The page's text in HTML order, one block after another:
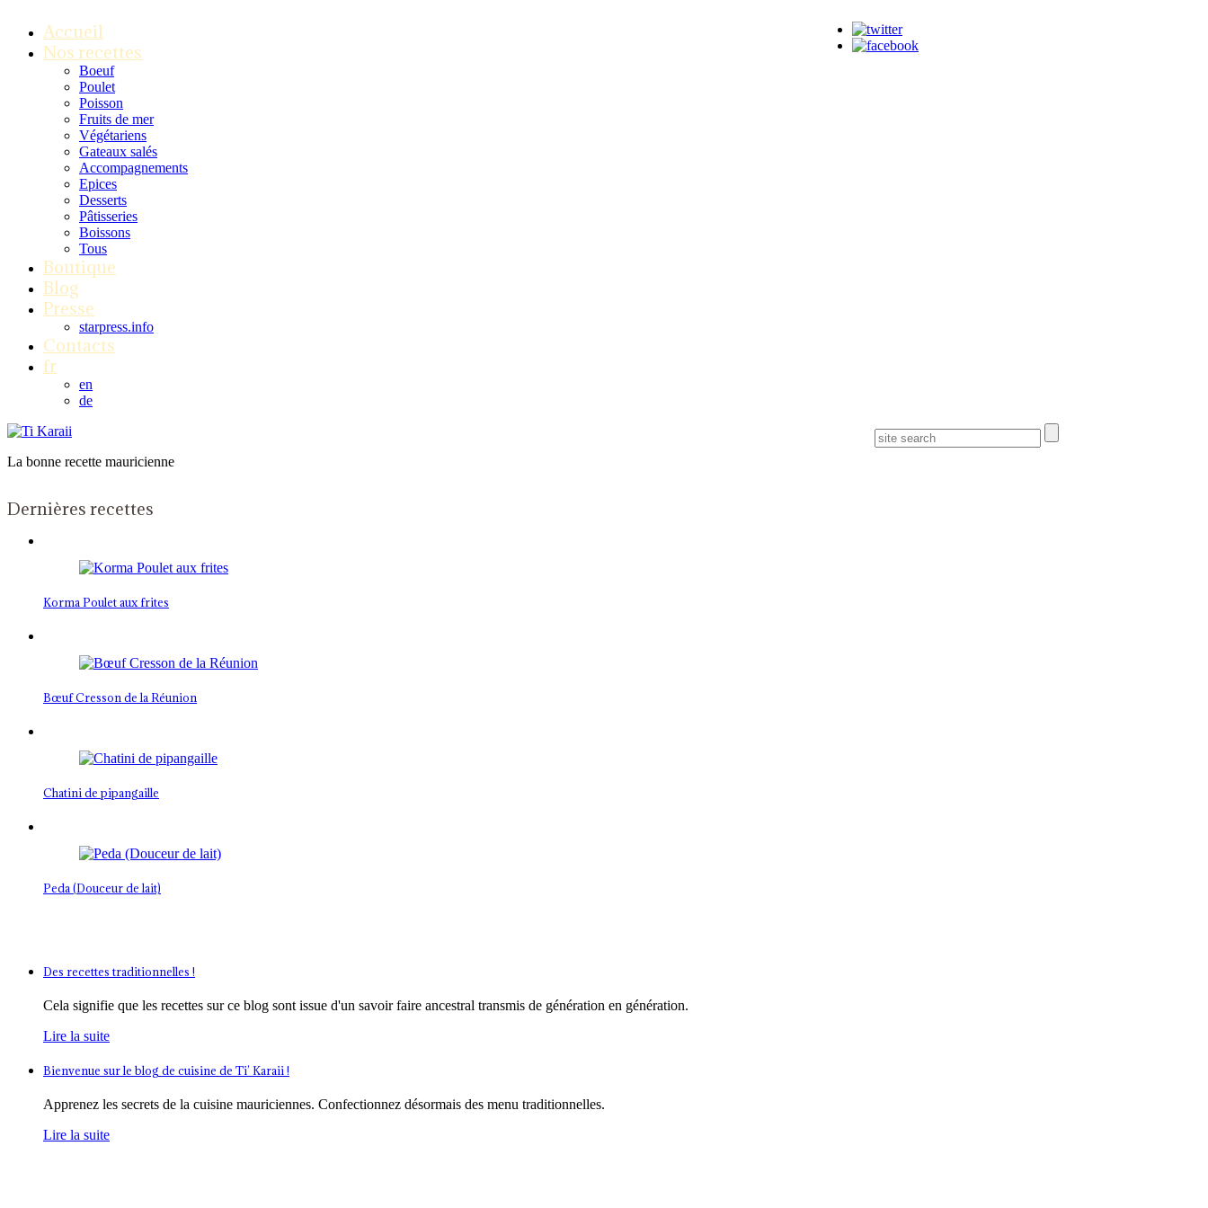
Accueil
Nos recettes
Boeuf
Poulet
Poisson
Fruits de mer
Végétariens
Gateaux salés
Accompagnements
Epices
Desserts
Pâtisseries
Boissons
Tous
Boutique
Blog
Presse
starpress.info
Contacts
fr
en
de
La bonne recette mauricienne
Dernières recettes
Korma Poulet aux frites
Bœuf Cresson de la Réunion
Chatini de pipangaille
Peda (Douceur de lait)
Des recettes traditionnelles !
Cela signifie que les recettes sur ce blog sont issue d'un savoir faire ancestral transmis de génération en génération.
Lire la suite
Bienvenue sur le blog de cuisine de Ti’ Karaii !
Apprenez les secrets de la cuisine mauriciennes. Confectionnez désormais des menu traditionnelles.
Lire la suite